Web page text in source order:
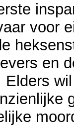
voor
en
Elders